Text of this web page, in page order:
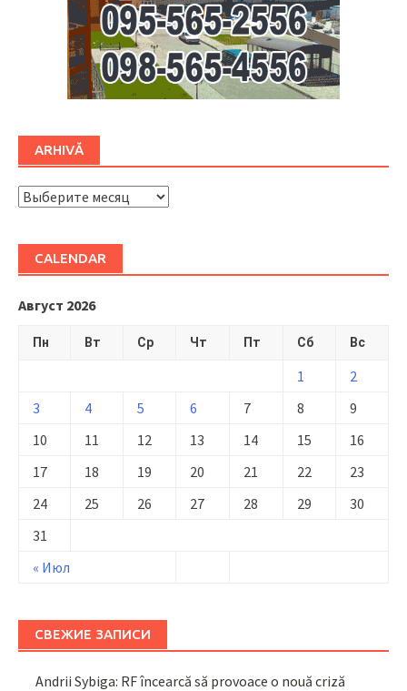
ARHIVĂ
ARHIVĂ
CALENDAR
Август 2026
Пн Вт Ср Чт Пт Сб Вс
« Июл
1
2
3
4 5 6 7 8
9
10
11 12 13 14 15
16
17
18 19 20 21 22
23
24
25 26 27 28 29
30
31
СВЕЖИЕ ЗАПИСИ
Andrii Sybiga: RF încearcă să provoace o nouă criză